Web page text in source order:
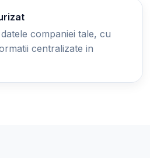
companiei tale, cu
centralizate in